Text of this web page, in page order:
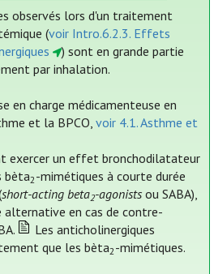
observés lors d'un traitement
(voir Intro.6.2.3. Effets
) sont en grande partie
par inhalation.
en charge médicamenteuse en
et la BPCO,voir 4.1. Asthme et
exercer un effet bronchodilatateur
bèta2-mimétiques à courte durée
short-acting beta2-agonists ou SABA),
alternative en cas de contre-
Les anticholinergiques
que les bèta2-mimétiques.